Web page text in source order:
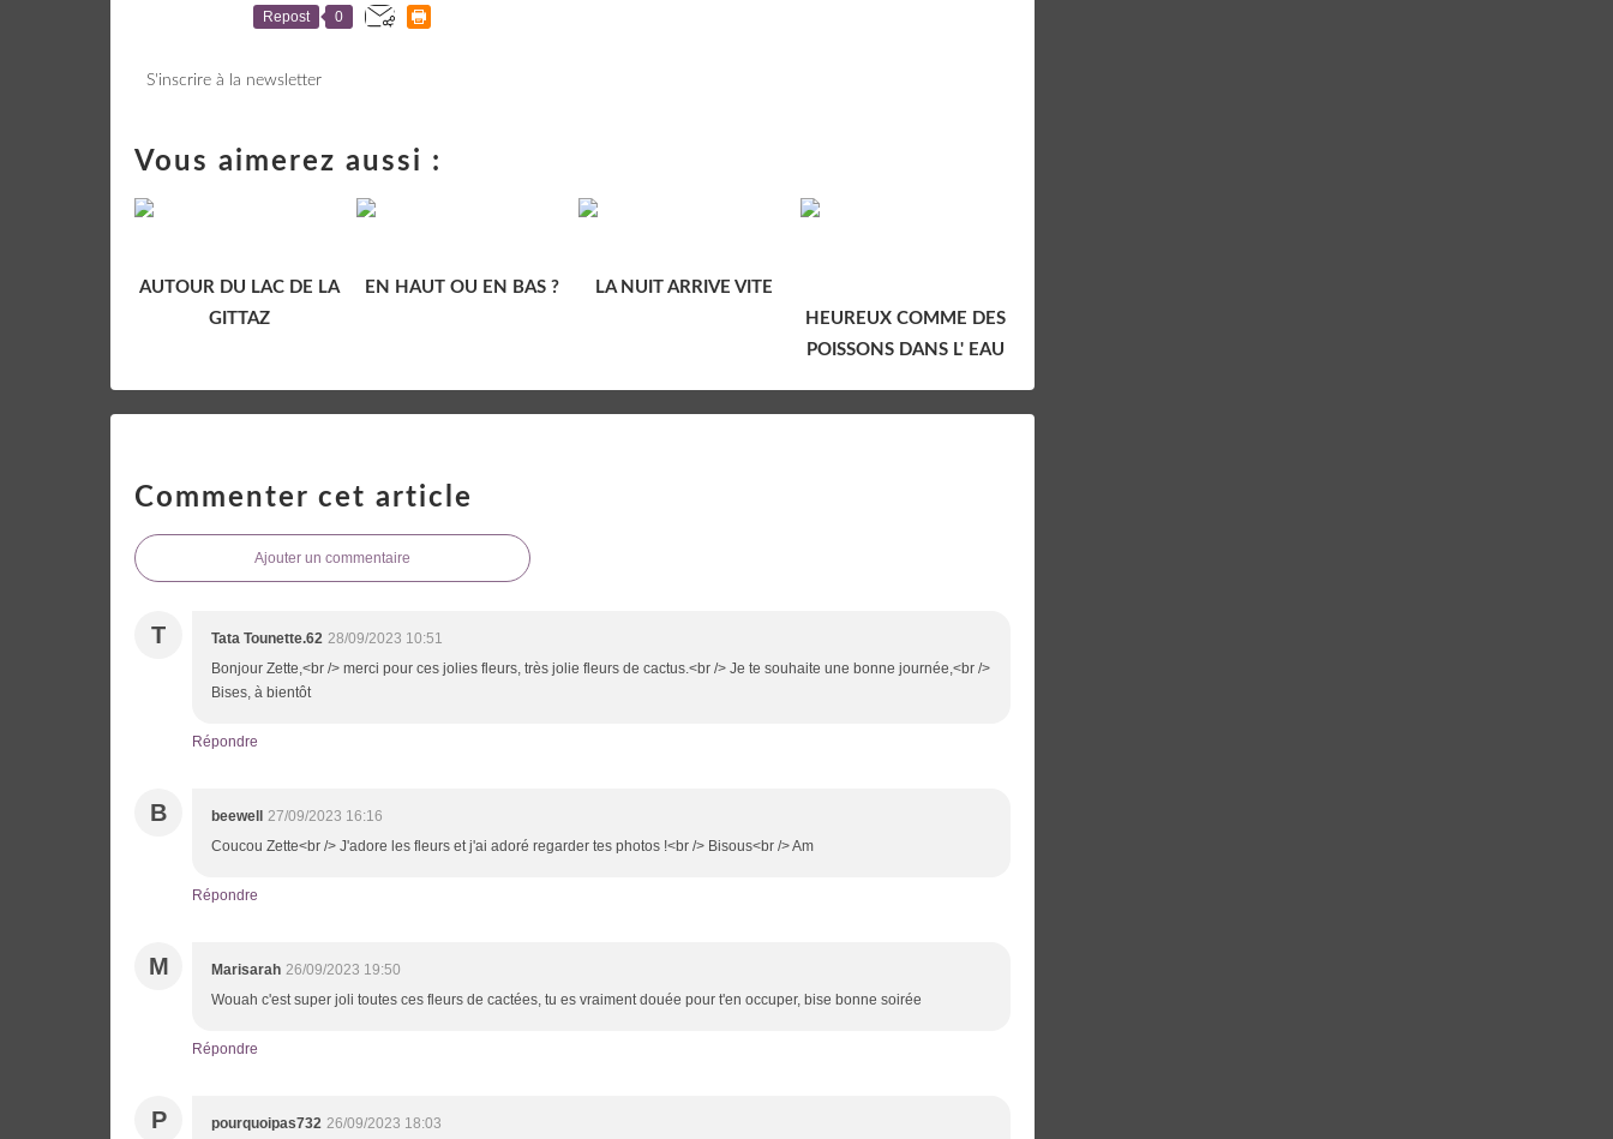
Repost 0
S'inscrire à la newsletter
Vous aimerez aussi :
AUTOUR DU LAC DE LA
GITTAZ
EN HAUT OU EN BAS ?
LA NUIT ARRIVE VITE
HEUREUX COMME DES
POISSONS DANS L' EAU
Commenter cet article
Ajouter un commentaire
T Tata Tounette.62 28/09/2023 10:51
Bonjour Zette,<br /> merci pour ces jolies fleurs, très jolie fleurs de cactus.<br /> Je te souhaite une bonne journée,<br />
Bises, à bientôt
Répondre
B beewell 27/09/2023 16:16
Coucou Zette<br /> J'adore les fleurs et j'ai adoré regarder tes photos !<br /> Bisous<br /> Am
Répondre
M Marisarah 26/09/2023 19:50
Wouah c'est super joli toutes ces fleurs de cactées, tu es vraiment douée pour t'en occuper, bise bonne soirée
Répondre
P pourquoipas732 26/09/2023 18:03